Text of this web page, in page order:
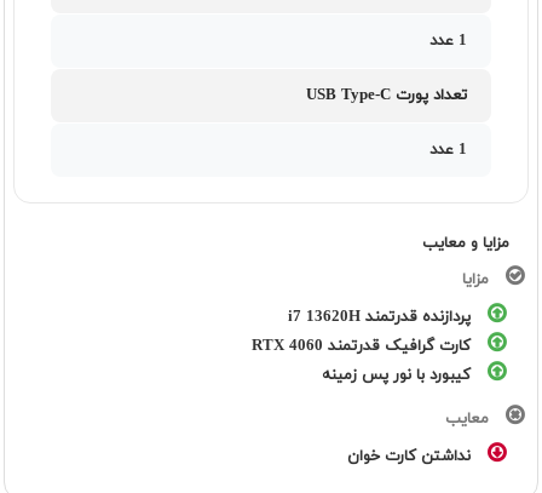
1 عدد
تعداد پورت USB Type-C
1 عدد
مزایا و معایب
مزایا
پردازنده قدرتمند i7 13620H
کارت گرافیک قدرتمند RTX 4060
کیبورد با نور پس زمینه
معایب
نداشتن کارت خوان